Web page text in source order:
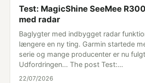
Test: MagicShine SeeMee
med radar
Baglygter med indbygget radar
længere en ny ting. Garmin startede
serie og mange producenter er nu
Udfordringen... The post Test:…
22/07/2026